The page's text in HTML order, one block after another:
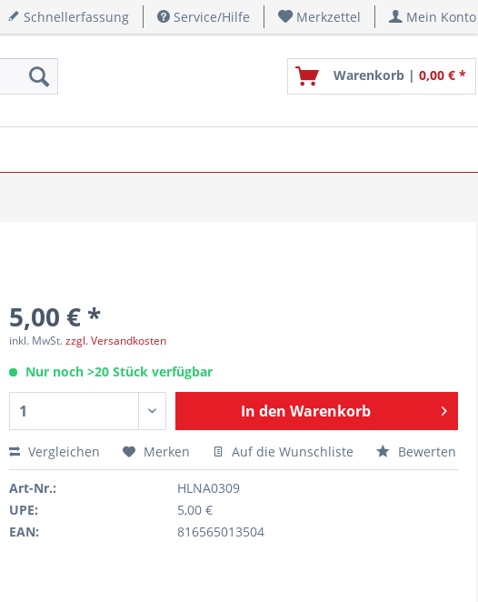
Schnellerfassung Service/Hilfe Merkzettel Mein Konto
Warenkorb | 0,00 € *
5,00 € *
inkl. MwSt.zzgl. Versandkosten
Nur noch >20 Stück verfügbar
In den Warenkorb
Vergleichen Merken Auf die Wunschliste Bewerten
Art-Nr.:
HLNA0309
UPE:
5,00 €
EAN:
816565013504